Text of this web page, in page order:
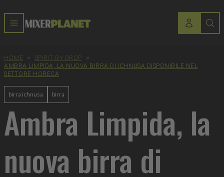
HOME > SPIRIT BY DROP
>
AMBRA LIMPIDA, LA NUOVA BIRRA DI ICHNUSA DISPONIBILE NEL
SETTORE HORECA
birra ichnusa birra
Ambra Limpida, la
nuova birra di